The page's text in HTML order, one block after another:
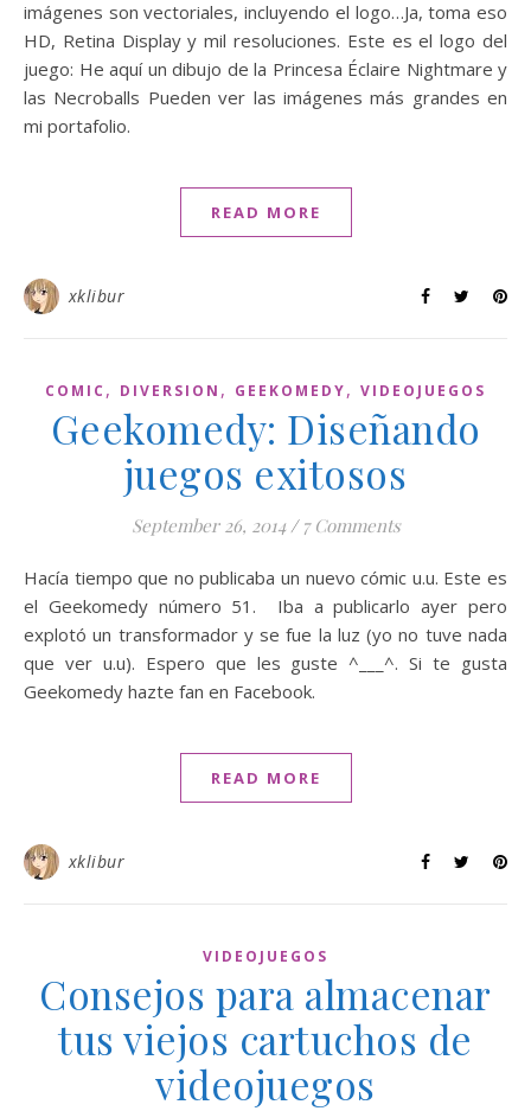
imágenes son vectoriales, incluyendo el logo…Ja, toma eso
HD, Retina Display y mil resoluciones. Este es el logo del
juego: He aquí un dibujo de la Princesa Éclaire Nightmare y
las Necroballs Pueden ver las imágenes más grandes en
mi portafolio.
READ MORE
xklibur
COMIC , DIVERSION , GEEKOMEDY, VIDEOJUEGOS
Geekomedy: Diseñando
juegos exitosos
September 26, 2014 / 7 Comments
Hacía tiempo que no publicaba un nuevo cómic u.u. Este es
el Geekomedy número 51. Iba a publicarlo ayer pero
explotó un transformador y se fue la luz (yo no tuve nada
que ver u.u). Espero que les guste ^___^. Si te gusta
Geekomedy hazte fan en Facebook.
READ MORE
xklibur
VIDEOJUEGOS
Consejos para almacenar
tus viejos cartuchos de
videojuegos